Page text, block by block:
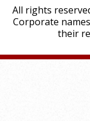
All rights
Corporate
their